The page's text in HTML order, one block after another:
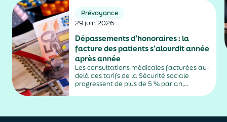
sociales et fiscales, s'inscrit dans un
durcissement plus...
Prévoyance
29 juin 2026
Dépassements d’honoraires : la
facture des patients s’alourdit année
après année
Les consultations médicales facturées au-
delà des tarifs de la Sécurité sociale
progressent de plus de 5 % par an,
alimentés par la montée en puissance des